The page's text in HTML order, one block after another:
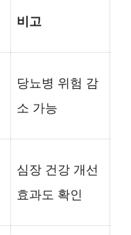
비고
당뇨병 위험 감
소 가능
심장 건강 개선
효과도 확인